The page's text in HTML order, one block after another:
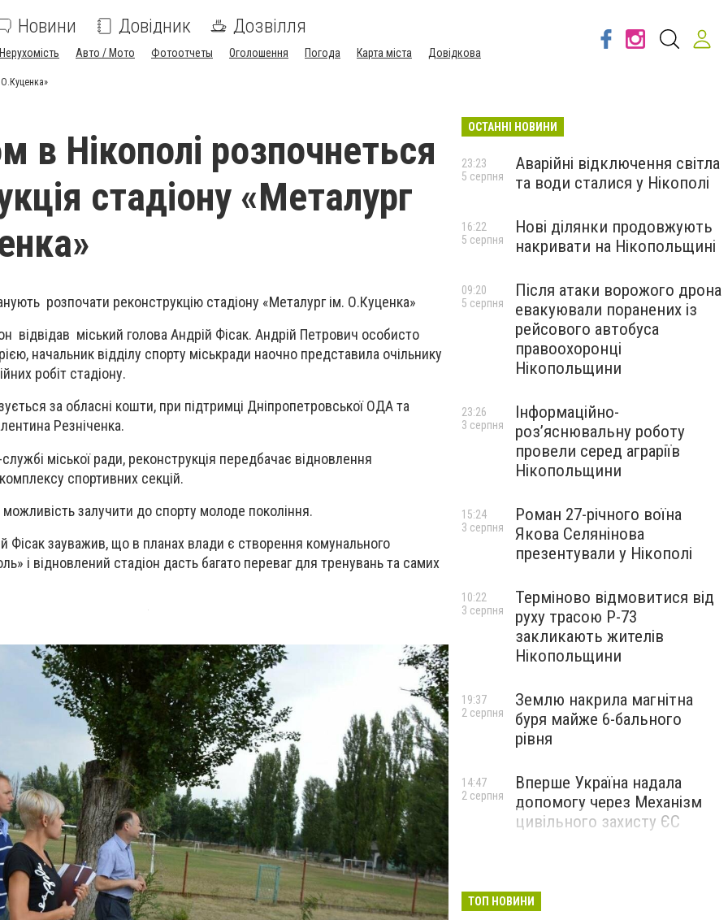
Новини Довідник Дозвілля
Нерухомість Авто / Мото Фотоотчеты Оголошення Погода Карта міста Довідкова
О.Куценка»
в Нікополі розпочнеться
стадіону «Металург
розпочати реконструкцію стадіону «Металург ім. О.Куценка»
відвідав міський голова Андрій Фісак. Андрій Петрович особисто
начальник відділу спорту міськради наочно представила очільнику
робіт стадіону.
за обласні кошти, при підтримці Дніпропетровської ОДА та
Резніченка.
міської ради, реконструкція передбачає відновлення
спортивних секцій.
залучити до спорту молоде покоління.
Фісак зауважив, що в планах влади є створення комунального
і відновлений стадіон дасть багато переваг для тренувань та самих
ОСТАННІ НОВИНИ
Аварійні відключення світла
та води сталися у Нікополі
23:23
5 серпня
Нові ділянки продовжують
накривати на Нікопольщині
16:22
5 серпня
Після атаки ворожого дрона
евакуювали поранених із
рейсового автобуса
правоохоронці
Нікопольщини
09:20
5 серпня
Інформаційно-
роз’яснювальну роботу
провели серед аграріїв
Нікопольщини
23:26
3 серпня
Роман 27-річного воїна
Якова Селянінова
презентували у Нікополі
15:24
3 серпня
Терміново відмовитися від
руху трасою Р-73
закликають жителів
Нікопольщини
10:22
3 серпня
Землю накрила магнітна
буря майже 6-бального
рівня
19:37
2 серпня
Вперше Україна надала
допомогу через Механізм
цивільного захисту ЄС
14:47
2 серпня
ТОП НОВИНИ